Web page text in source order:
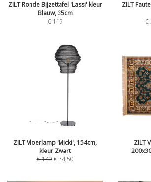
ZILT Ronde Bijzettafel 'Lassi' kleur
Blauw, 35cm
€ 119
ZILT
€
ZILT Vloerlamp 'Micki', 154cm,
kleur Zwart
€149 €74,50
ZILT